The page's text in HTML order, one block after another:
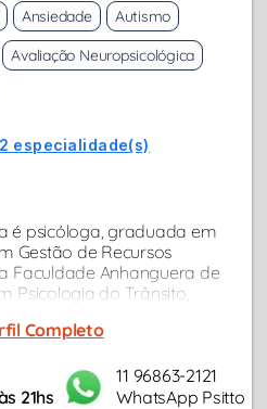
Ansiedade
Autismo
Avaliação Neuropsicológica
especialidade(s)
é psicóloga, graduada em
Gestão de Recursos
Faculdade Anhanguera de
Psicologia do Trânsito,
Completo
21hs
11 96863-2121
WhatsApp Psitto